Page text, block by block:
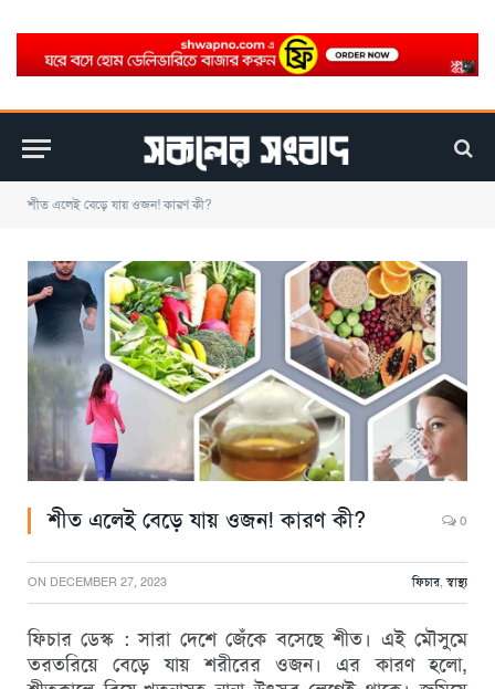
শীত এলেই বেড়ে যায় ওজন! কারণ কী?
শীত এলেই বেড়ে যায় ওজন! কারণ কী? 0
ON DECEMBER 27, 2023 ফিচার,স্বাস্থ্য
ফিচার ডেস্ক : সারা দেশে জেঁকে বসেছে শীত। এই মৌসুমে
তরতরিয়ে বেড়ে যায় শরীরের ওজন। এর কারণ হলো,